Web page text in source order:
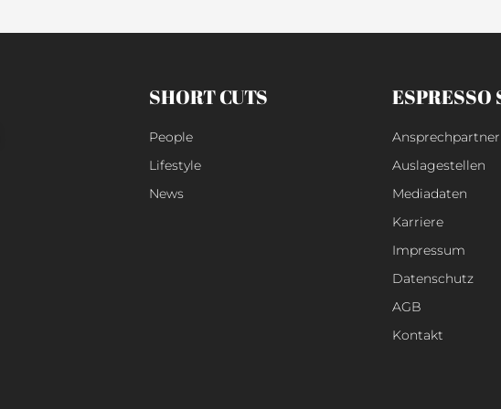
SHORT CUTS
People
Lifestyle
News
ESPRESSO
Ansprechpartner
Auslagestellen
Mediadaten
Karriere
Impressum
Datenschutz
AGB
Kontakt